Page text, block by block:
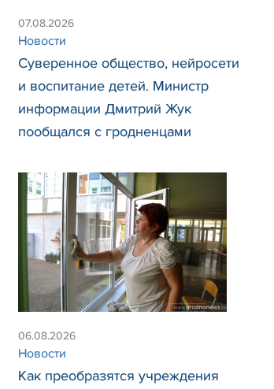
07.08.2026
Новости
Суверенное общество, нейросети
и воспитание детей. Министр
информации Дмитрий Жук
пообщался с гродненцами
06.08.2026
Новости
Как преобразятся учреждения